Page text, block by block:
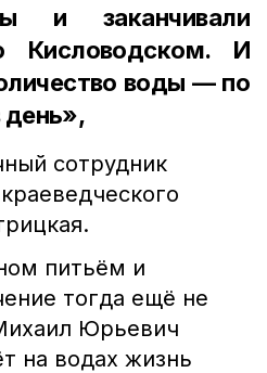
и заканчивали
Кисловодском. И
воды — по
день»,
сотрудник
питьём и
тогда ещё не
Юрьевич
на водах жизнь